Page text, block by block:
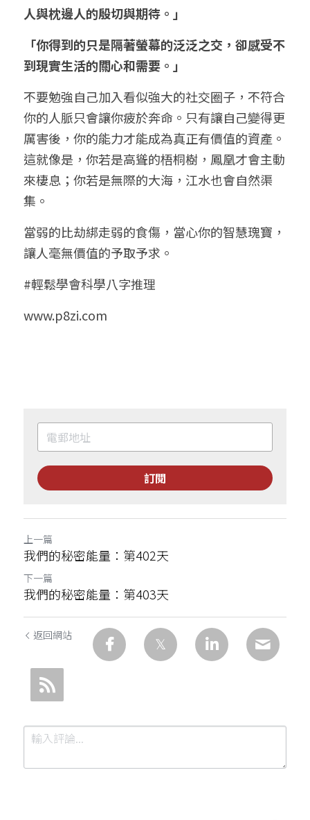
人與枕邊人的殷切與期待。」
「你得到的只是隔著螢幕的泛泛之交，卻感受不
到現實生活的關心和需要。」
不要勉強自己加入看似強大的社交圈子，不符合
你的人脈只會讓你疲於奔命。只有讓自己變得更
厲害後，你的能力才能成為真正有價值的資產。
這就像是，你若是高聳的梧桐樹，鳳凰才會主動
來棲息；你若是無際的大海，江水也會自然渠
集。
當弱的比劫綁走弱的食傷，當心你的智慧瑰寶，
讓人毫無價值的予取予求。
#輕鬆學會科學八字推理
www.p8zi.com
訂閱
上一篇
我們的秘密能量：第402天
下一篇
我們的秘密能量：第403天
返回網站